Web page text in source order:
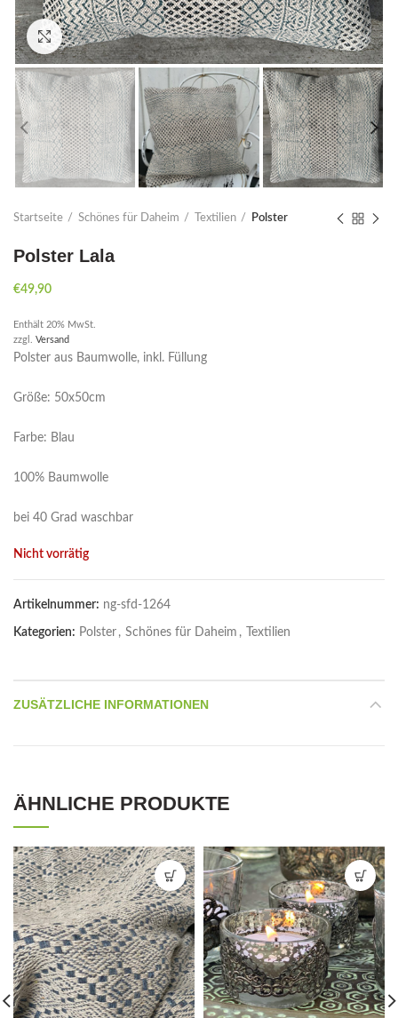
Click to enlarge
Startseite Schönes für Daheim Textilien Polster
Polster Lala
€49,90
Enthält 20% MwSt.
zzgl. Versand
Polster aus Baumwolle, inkl. Füllung
Größe: 50x50cm
Farbe: Blau
100% Baumwolle
bei 40 Grad waschbar
Nicht vorrätig
Artikelnummer: ng-sfd-1264
Kategorien: Polster , Schönes für Daheim , Textilien
ZUSÄTZLICHE INFORMATIONEN
ÄHNLICHE PRODUKTE